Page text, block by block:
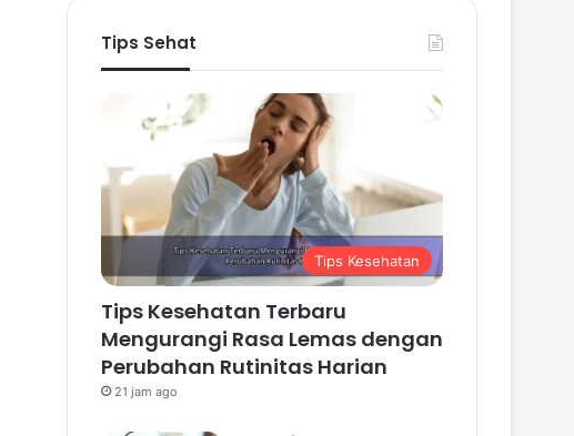
Tips Sehat
Tips Kesehatan
Tips Kesehatan Terbaru
Mengurangi Rasa Lemas dengan
Perubahan Rutinitas Harian
21 jam ago